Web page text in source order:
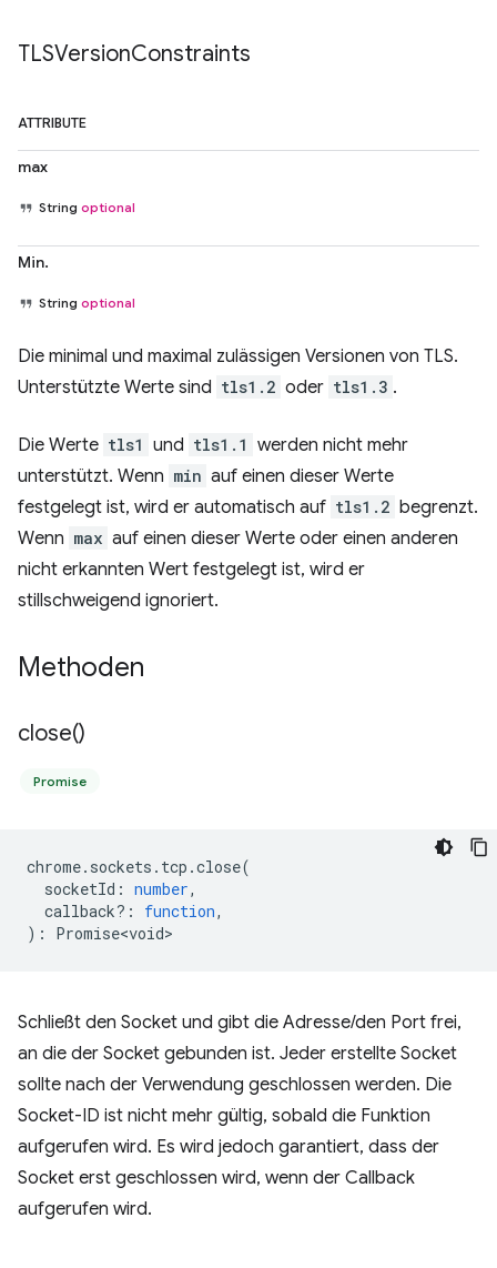
TLSVersionConstraints
ATTRIBUTE
max
String optional
Min.
String optional
Die minimal und maximal zulässigen Versionen von TLS.
Unterstützte Werte sind tls1.2 oder tls1.3 .
Die Werte tls1 und tls1.1 werden nicht mehr
unterstützt. Wenn min auf einen dieser Werte
festgelegt ist, wird er automatisch auf tls1.2 begrenzt.
Wenn max auf einen dieser Werte oder einen anderen
nicht erkannten Wert festgelegt ist, wird er
stillschweigend ignoriert.
Methoden
close()
Promise
chrome. sockets . tcp .close(
socketId : number,
callback? : function,
) : Promise<void>
Schließt den Socket und gibt die Adresse/den Port frei,
an die der Socket gebunden ist. Jeder erstellte Socket
sollte nach der Verwendung geschlossen werden. Die
Socket-ID ist nicht mehr gültig, sobald die Funktion
aufgerufen wird. Es wird jedoch garantiert, dass der
Socket erst geschlossen wird, wenn der Callback
aufgerufen wird.